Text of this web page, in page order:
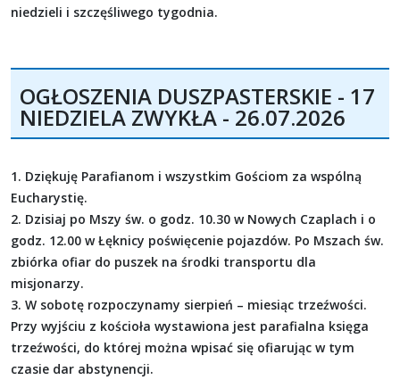
niedzieli i szczęśliwego tygodnia.
OGŁOSZENIA DUSZPASTERSKIE - 17
NIEDZIELA ZWYKŁA - 26.07.2026
1. Dziękuję Parafianom i wszystkim Gościom za wspólną
Eucharystię.
2. Dzisiaj po Mszy św. o godz. 10.30 w Nowych Czaplach i o
godz. 12.00 w Łęknicy poświęcenie pojazdów. Po Mszach św.
zbiórka ofiar do puszek na środki transportu dla
misjonarzy.
3. W sobotę rozpoczynamy sierpień – miesiąc trzeźwości.
Przy wyjściu z kościoła wystawiona jest parafialna księga
trzeźwości, do której można wpisać się ofiarując w tym
czasie dar abstynencji.